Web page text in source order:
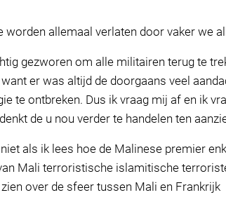
allemaal verlaten door vaker we
gezworen om alle militairen terug te
er was altijd de doorgaans veel
te ontbreken. Dus ik vraag mij af en ik
de u nou verder te handelen ten
als ik lees hoe de Malinese premier
Mali terroristische islamitische
over de sfeer tussen Mali en Frankrijk